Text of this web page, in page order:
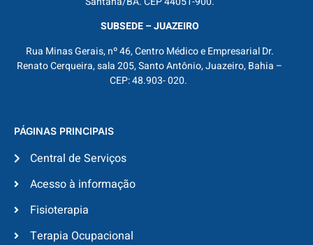
SUBSEDE – JUAZEIRO
Rua Minas Gerais, nº 46, Centro Médico e Empresarial Dr.
Renato Cerqueira, sala 205, Santo Antônio, Juazeiro, Bahia –
CEP: 48.903- 020.
PÁGINAS PRINCIPAIS
Central de Serviços
Acesso à informação
Fisioterapia
Terapia Ocupacional